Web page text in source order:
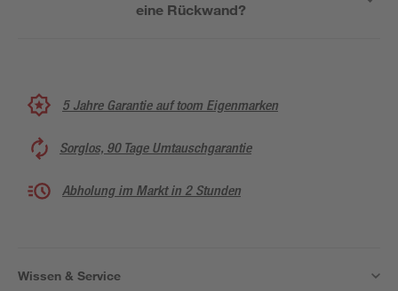
eine Rückwand?
5 Jahre Garantie auf toom Eigenmarken
Sorglos, 90 Tage Umtauschgarantie
Abholung im Markt in 2 Stunden
Wissen & Service